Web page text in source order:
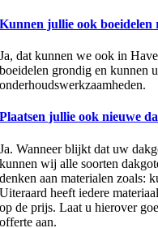
Kunnen jullie ook boeidelen
Ja, dat kunnen we ook in
boeidelen grondig en kunnen
onderhoudswerkzaamheden.
Plaatsen jullie ook nieuwe
Ja. Wanneer blijkt dat uw
kunnen wij alle soorten
denken aan materialen zoals:
Uiteraard heeft iedere
op de prijs. Laat u hierover
offerte aan.